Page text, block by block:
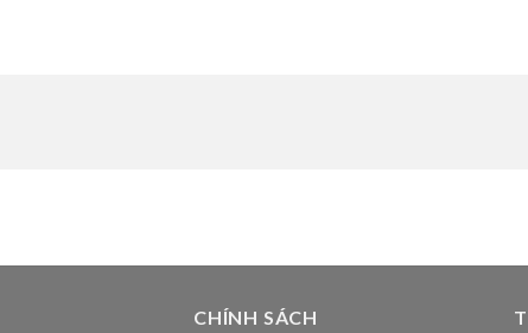
CHÍNH SÁCH